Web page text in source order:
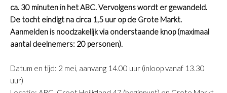
ca. 30 minuten in het ABC. Vervolgens wordt er gewandeld.
De tocht eindigt na circa 1,5 uur op de Grote Markt.
Aanmelden is noodzakelijk via onderstaande knop (maximaal
aantal deelnemers: 20 personen).
Datum en tijd: 2 mei, aanvang 14.00 uur (inloop vanaf 13.30
uur)